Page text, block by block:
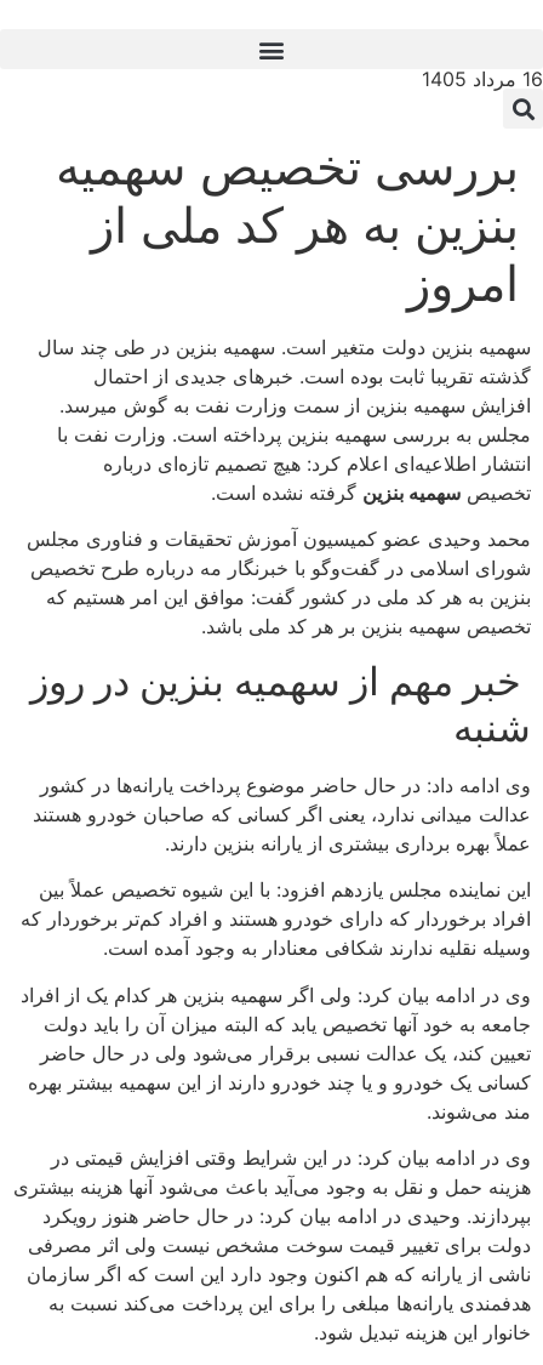
16 مرداد 1405
بررسی تخصیص سهمیه
بنزین به هر کد ملی از
امروز
سهمیه بنزین دولت متغیر است. سهمیه بنزین در طی چند سال
گذشته تقریبا ثابت بوده است. خبرهای جدیدی از احتمال
افزایش سهمیه بنزین از سمت وزارت نفت به گوش میرسد.
مجلس به بررسی سهمیه بنزین پرداخته است. وزارت نفت با
انتشار اطلاعیه‌ای اعلام کرد: هیچ تصمیم تازه‌ای درباره
تخصیص سهمیه بنزین گرفته نشده است.
محمد وحیدی عضو کمیسیون آموزش تحقیقات و فناوری مجلس
شورای اسلامی در گفت‌وگو با خبرنگار مه درباره طرح تخصیص
بنزین به هر کد ملی در کشور گفت: موافق این امر هستیم که
تخصیص سهمیه بنزین بر هر کد ملی باشد.
خبر مهم از سهمیه بنزین در روز
شنبه
وی ادامه داد: در حال حاضر موضوع پرداخت یارانه‌ها در کشور
عدالت میدانی ندارد، یعنی اگر کسانی که صاحبان خودرو هستند
عملاً بهره برداری بیشتری از یارانه بنزین دارند.
این نماینده مجلس یازدهم افزود: با این شیوه تخصیص عملاً بین
افراد برخوردار که دارای خودرو هستند و افراد کم‌تر برخوردار که
وسیله نقلیه ندارند شکافی معنادار به وجود آمده است.
وی در ادامه بیان کرد: ولی اگر سهمیه بنزین هر کدام یک از افراد
جامعه به خود آنها تخصیص یابد که البته میزان آن را باید دولت
تعیین کند، یک عدالت نسبی برقرار می‌شود ولی در حال حاضر
کسانی یک خودرو و یا چند خودرو دارند از این سهمیه بیشتر بهره
مند می‌شوند.
وی در ادامه بیان کرد: در این شرایط وقتی افزایش قیمتی در
هزینه حمل و نقل به وجود می‌آید باعث می‌شود آنها هزینه بیشتری
بپردازند. وحیدی در ادامه بیان کرد: در حال حاضر هنوز رویکرد
دولت برای تغییر قیمت سوخت مشخص نیست ولی اثر مصرفی
ناشی از یارانه که هم اکنون وجود دارد این است که اگر سازمان
هدفمندی یارانه‌ها مبلغی را برای این پرداخت می‌کند نسبت به
خانوار این هزینه تبدیل شود.